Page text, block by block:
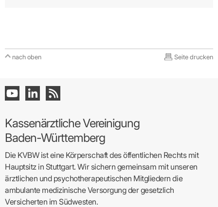
nach oben Seite drucken
Kassenärztliche Vereinigung
Baden-Württemberg
Die KVBW ist eine Körperschaft des öffentlichen Rechts mit
Hauptsitz in Stuttgart. Wir sichern gemeinsam mit unseren
ärztlichen und psychotherapeutischen Mitgliedern die
ambulante medizinische Versorgung der gesetzlich
Versicherten im Südwesten.